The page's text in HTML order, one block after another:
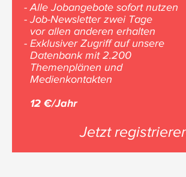
- Alle Jobangebote sofort nutzen
- Job-Newsletter zwei Tage
vor allen anderen erhalten
- Exklusiver Zugriff auf unsere
Datenbank mit 2.200
Themenplänen und
Medienkontakten
12 €/Jahr
Jetzt